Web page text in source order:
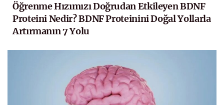
Öğrenme Hızımızı Doğrudan Etkileyen BDNF
Proteini Nedir? BDNF Proteinini Doğal Yollarla
Artırmanın 7 Yolu